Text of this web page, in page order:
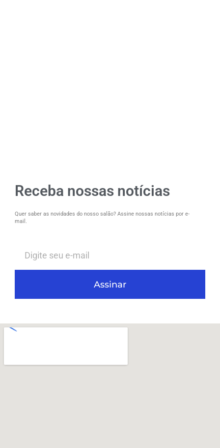
Receba nossas notícias
Quer saber as novidades do nosso salão? Assine nossas notícias por e-
mail.
Assinar